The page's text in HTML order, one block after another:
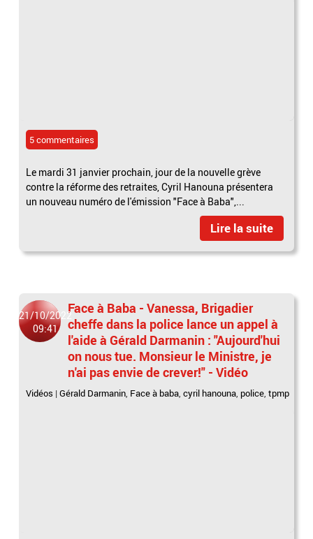
5 commentaires
Le mardi 31 janvier prochain, jour de la nouvelle grève
contre la réforme des retraites, Cyril Hanouna présentera
un nouveau numéro de l'émission "Face à Baba",...
Lire la suite
21/10/2022
09:41
Face à Baba - Vanessa, Brigadier
cheffe dans la police lance un appel à
l'aide à Gérald Darmanin : "Aujourd'hui
on nous tue. Monsieur le Ministre, je
n'ai pas envie de crever!" - Vidéo
Vidéos |Gérald Darmanin, Face à baba,cyril hanouna, police,tpmp